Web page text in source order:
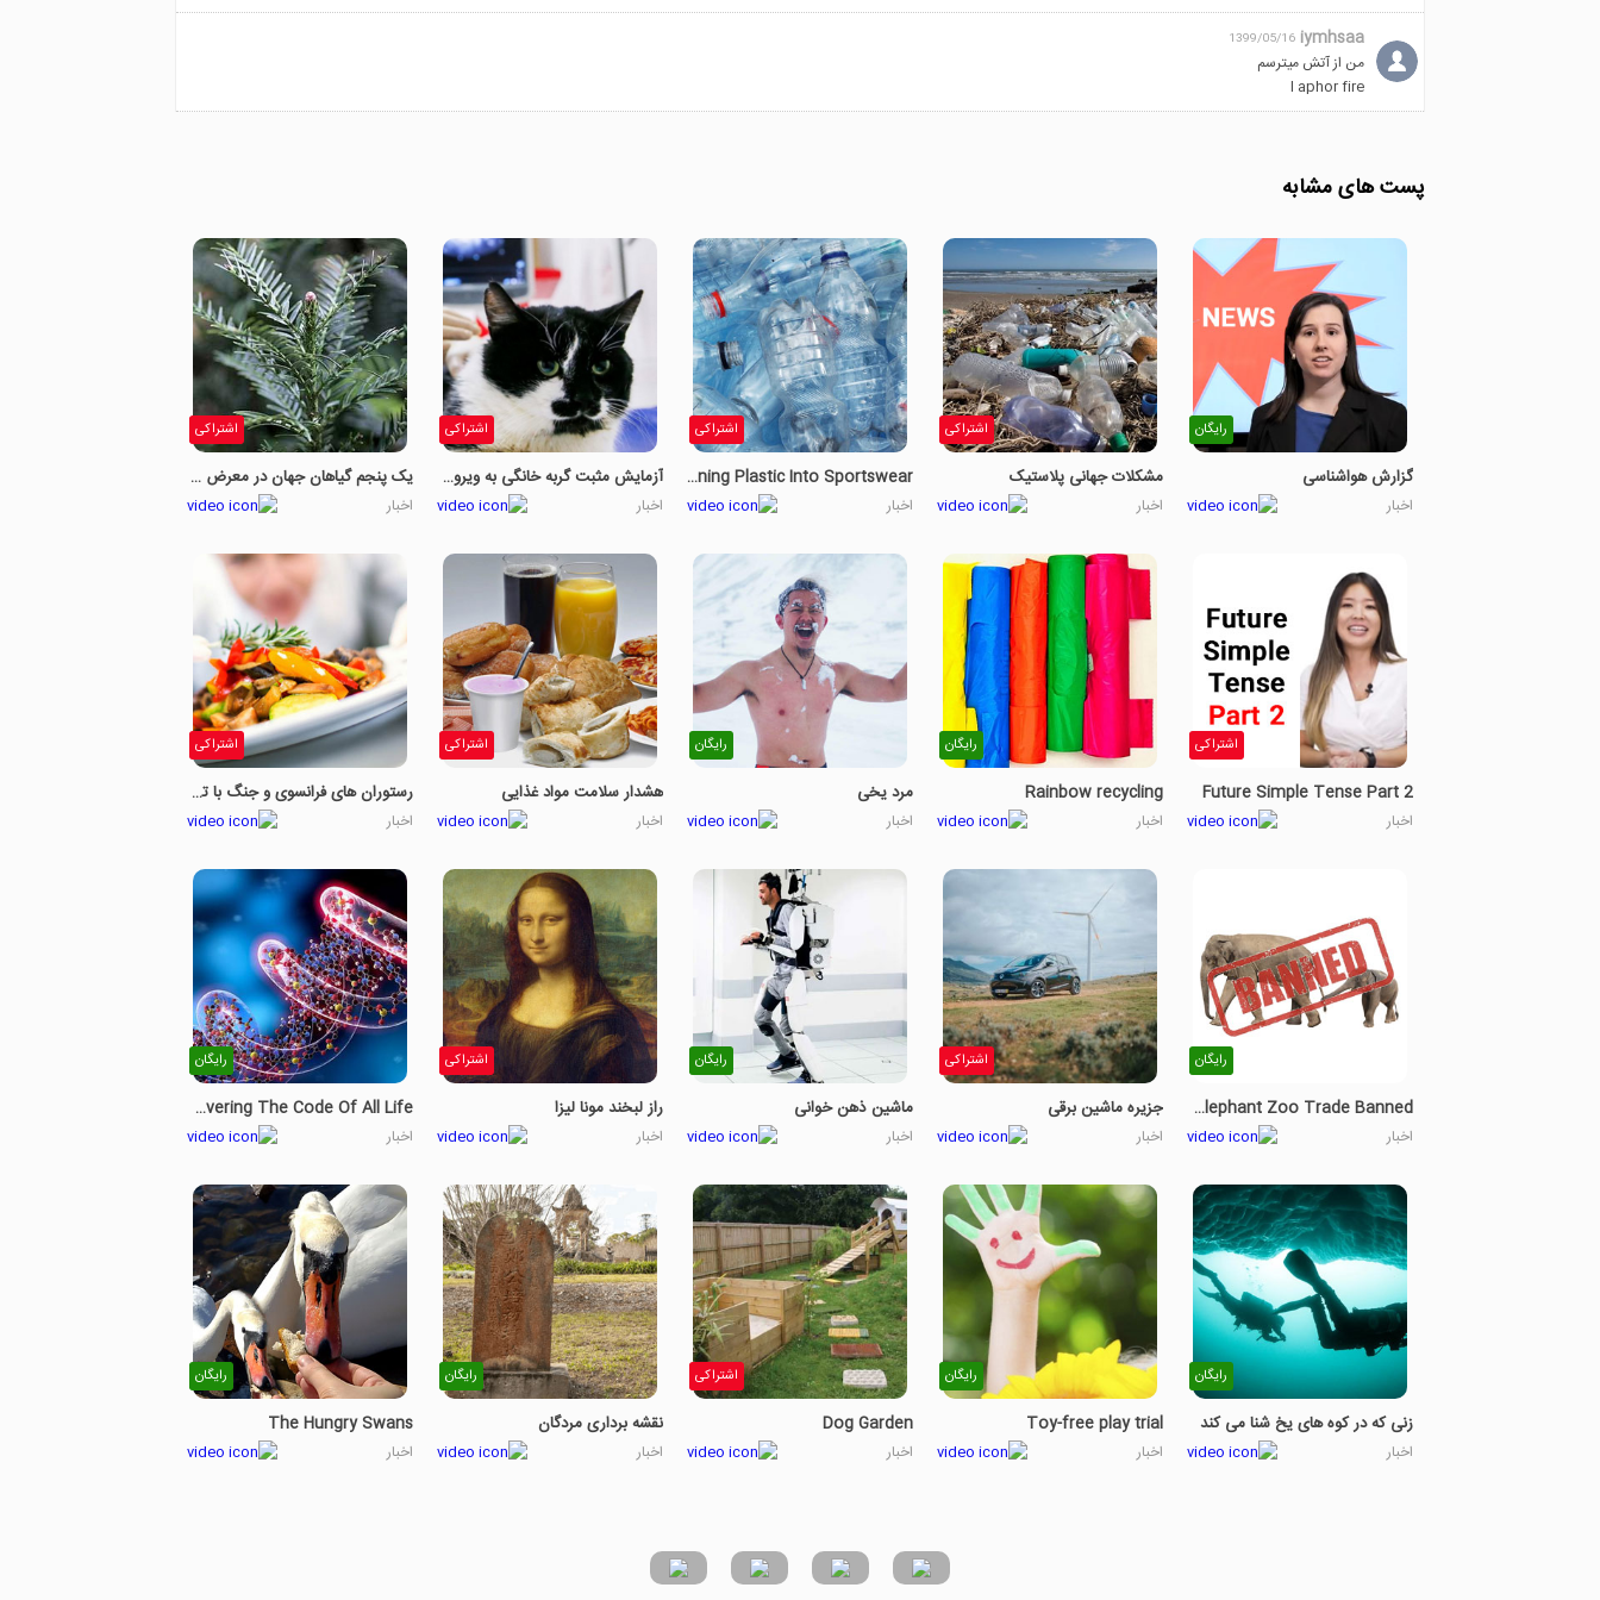
iymhsaa
1399/05/16
من از آتش میترسم
I aphor fire
پست های مشابه
رایگان
گزارش هواشناسی
اخبار
اشتراکی
مشکلات جهانی پلاستیک
اخبار
اشتراکی
Turning Plastic Into Sportswear
اخبار
اشتراکی
آزمایش مثبت گربه خانگی به ویروس کرونا
اخبار
اشتراکی
یک پنجم گیاهان جهان در معرض خطر هستند
اخبار
اشتراکی
Future Simple Tense Part 2
اخبار
رایگان
Rainbow recycling
اخبار
رایگان
مرد یخی
اخبار
اشتراکی
هشدار سلامت مواد غذایی
اخبار
اشتراکی
رستوران های فرانسوی و جنگ با تغییرات آب و هوایی
اخبار
رایگان
Baby Elephant Zoo Trade Banned
اخبار
اشتراکی
جزیره ماشین برقی
اخبار
رایگان
ماشین ذهن خوانی
اخبار
اشتراکی
راز لبخند مونا لیزا
اخبار
رایگان
Discovering The Code Of All Life
اخبار
رایگان
زنی که در کوه های یخ شنا می کند
اخبار
رایگان
Toy-free play trial
اخبار
اشتراکی
Dog Garden
اخبار
رایگان
نقشه برداری مردگان
اخبار
رایگان
The Hungry Swans
اخبار